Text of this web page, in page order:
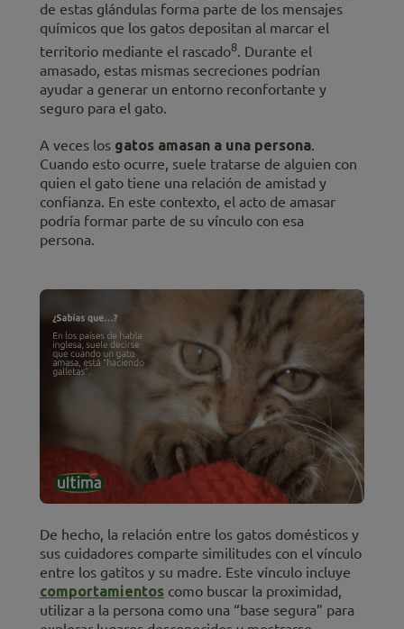
de estas glándulas forma parte de los mensajes
químicos que los gatos depositan al marcar el
territorio mediante el rascado8. Durante el
amasado, estas mismas secreciones podrían
ayudar a generar un entorno reconfortante y
seguro para el gato.
A veces los gatos amasan a una persona.
Cuando esto ocurre, suele tratarse de alguien con
quien el gato tiene una relación de amistad y
confianza. En este contexto, el acto de amasar
podría formar parte de su vínculo con esa
persona.
De hecho, la relación entre los gatos domésticos y
sus cuidadores comparte similitudes con el vínculo
entre los gatitos y su madre. Este vínculo incluye
comportamientos como buscar la proximidad,
utilizar a la persona como una “base segura” para